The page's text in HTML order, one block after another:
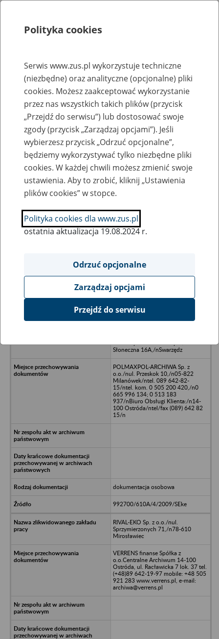
Rejestry, ewidencje i archiwa
Baza zlikwidowanych lub
przekształconych zakładów pracy
Nazwa zakładu pracy:
SZUKAJ
Ukryj wszystkie pozycje bazy
RUTASKI Usługi Export-
Słoneczna 16A,/nSwarzędz
POLMAXPOL-ARCHIWA Sp. z
o.o./nul. Przeskok 10,/n05-822
Milanówek/ntel. 089 642-82-
15/ntel. kom. 0 505 200 420,/n0
665 996 134; 0 513 183
937/nBiuro Obsługi Klienta:/n14-
100 Ostróda/ntel/fax (089) 642 82
15/n
dokumentacja osobowa
992700/610A/4/2009/SEke
RIVAL-EKO Sp. z o.o./nul.
Sprzymierzonych 71,/n78-610
Mirosławiec
VERRENS finanse Spółka z
o.o.Centralne Archiwum 14-100
Ostróda, ul. Racławicka 7 lok. 37 tel.
(+48)89 642-19-97 mobile: +48 505
921 283 www.verrens.pl, e-mail:
archiwa@verrens.pl
Polityka cookies
Serwis www.zus.pl wykorzystuje techniczne
(niezbędne) oraz analityczne (opcjonalne) pliki
cookies. Możesz zaakceptować wykorzystanie
przez nas wszystkich takich plików (przycisk
„Przejdź do serwisu”) lub dostosować swoje
zgody (przycisk „Zarządzaj opcjami”). Jeśli
wybierzesz przycisk „Odrzuć opcjonalne”,
będziemy wykorzystywać tylko niezbędne pliki
cookies. W każdej chwili możesz zmienić swoje
ustawienia. Aby to zrobić, kliknij „Ustawienia
plików cookies” w stopce.
Polityka cookies dla www.zus.pl
ostatnia aktualizacja 19.08.2024 r.
Odrzuć opcjonalne
Zarządzaj opcjami
Przejdź do serwisu